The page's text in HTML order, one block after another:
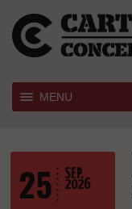
MENU
25 SEP.
2026